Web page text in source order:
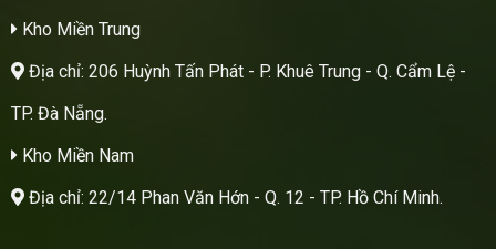
Kho Miền Trung
Địa chỉ: 206 Huỳnh Tấn Phát - P. Khuê Trung - Q. Cẩm Lệ -
TP. Đà Nẵng.
Kho Miền Nam
Địa chỉ: 22/14 Phan Văn Hớn - Q. 12 - TP. Hồ Chí Minh.